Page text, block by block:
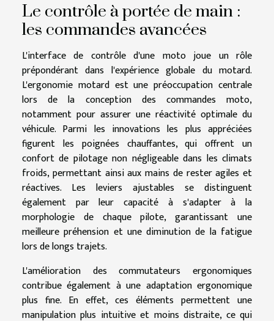
Le contrôle à portée de main :
les commandes avancées
L'interface de contrôle d'une moto joue un rôle
prépondérant dans l'expérience globale du motard.
L'ergonomie motard est une préoccupation centrale
lors de la conception des commandes moto,
notamment pour assurer une réactivité optimale du
véhicule. Parmi les innovations les plus appréciées
figurent les poignées chauffantes, qui offrent un
confort de pilotage non négligeable dans les climats
froids, permettant ainsi aux mains de rester agiles et
réactives. Les leviers ajustables se distinguent
également par leur capacité à s'adapter à la
morphologie de chaque pilote, garantissant une
meilleure préhension et une diminution de la fatigue
lors de longs trajets.
L'amélioration des commutateurs ergonomiques
contribue également à une adaptation ergonomique
plus fine. En effet, ces éléments permettent une
manipulation plus intuitive et moins distraite, ce qui